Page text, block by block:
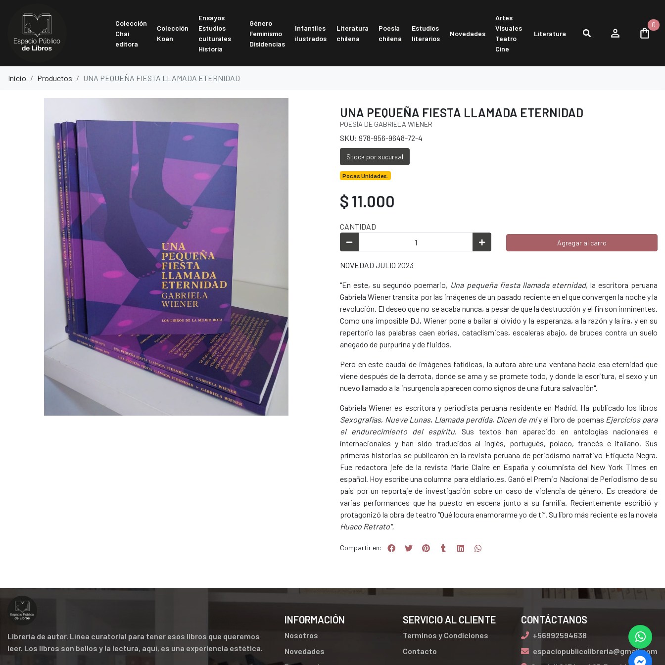
Colección
Chai
editora
Colección
Koan
Ensayos
Estudios
culturales
Historia
Género
Feminismo
Disidencias
Infantiles
ilustrados
Literatura
chilena
Poesía
chilena
Estudios
literarios
Novedades
Artes
Visuales
Teatro
Cine
Literatura
0
Inicio Productos UNA PEQUEÑA FIESTA LLAMADA ETERNIDAD
UNA PEQUEÑA FIESTA LLAMADA ETERNIDAD
POESÍA DE GABRIELA WIENER
SKU: 978-956-9648-72-4
Stock por sucursal
Pocas Unidades.
$ 11.000
CANTIDAD
Agregar al carro
NOVEDAD JULIO 2023
"En este, su segundo poemario, Una pequeña fiesta llamada eternidad, la escritora peruana
Gabriela Wiener transita por las imágenes de un pasado reciente en el que convergen la noche y la
revolución. El deseo que no se acaba nunca, a pesar de que la destrucción y el fin son inminentes.
Como una imposible DJ, Wiener pone a bailar al olvido y la esperanza, a la razón y la ira, y en su
repertorio las palabras caen ebrias, cataclísmicas, escaleras abajo, de bruces contra un suelo
anegado de purpurina y de fluidos.
Pero en este caudal de imágenes fatídicas, la autora abre una ventana hacia esa eternidad que
viene después de la derrota, donde se ama y se promete todo, y donde la escritura, el sexo y un
nuevo llamado a la insurgencia aparecen como signos de una futura salvación".
Gabriela Wiener es escritora y periodista peruana residente en Madrid. Ha publicado los libros
Sexografías, Nueve Lunas, Llamada perdida, Dicen de míy el libro de poemas Ejercicios para
el endurecimiento del espíritu. Sus textos han aparecido en antologías nacionales e
internacionales y han sido traducidos al inglés, portugués, polaco, francés e italiano. Sus
primeras historias se publicaron en la revista peruana de periodismo narrativo Etiqueta Negra.
Fue redactora jefe de la revista Marie Claire en España y columnista del New York Times en
español. Hoy escribe una columna para eldiario.es. Ganó el Premio Nacional de Periodismo de su
país por un reportaje de investigación sobre un caso de violencia de género. Es creadora de
varias performances que ha puesto en escena junto a su familia. Recientemente escribió y
protagonizó la obra de teatro “Qué locura enamorarme yo de ti”. Su libro más reciente es la novela
Huaco Retrato".
Compartir en:
Librería de autor. Línea curatorial para tener esos libros que queremos
leer. Los libros son bellos y la lectura, aquí, es una experiencia estética.
INFORMACIÓN
Nosotros
Novedades
SERVICIO AL CLIENTE
Terminos y Condiciones
Contacto
CONTÁCTANOS
+56992594638
espaciopublicolibreria@gmail.com